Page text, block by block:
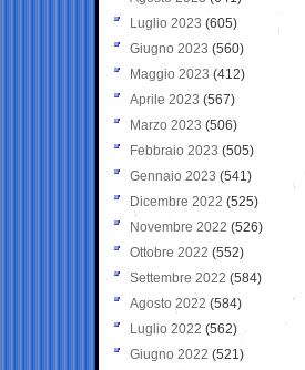
Luglio 2023 (605)
Giugno 2023 (560)
Maggio 2023 (412)
Aprile 2023 (567)
Marzo 2023 (506)
Febbraio 2023 (505)
Gennaio 2023 (541)
Dicembre 2022 (525)
Novembre 2022 (526)
Ottobre 2022 (552)
Settembre 2022 (584)
Agosto 2022 (584)
Luglio 2022 (562)
Giugno 2022 (521)